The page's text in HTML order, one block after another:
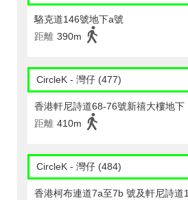
駱克道146號地下a號
距離 390m
CircleK - 灣仔 (477)
香港軒尼詩道68-76號新禧大樓地下
距離 410m
CircleK - 灣仔 (484)
香港柯布連道7a至7b 號及軒尼詩道